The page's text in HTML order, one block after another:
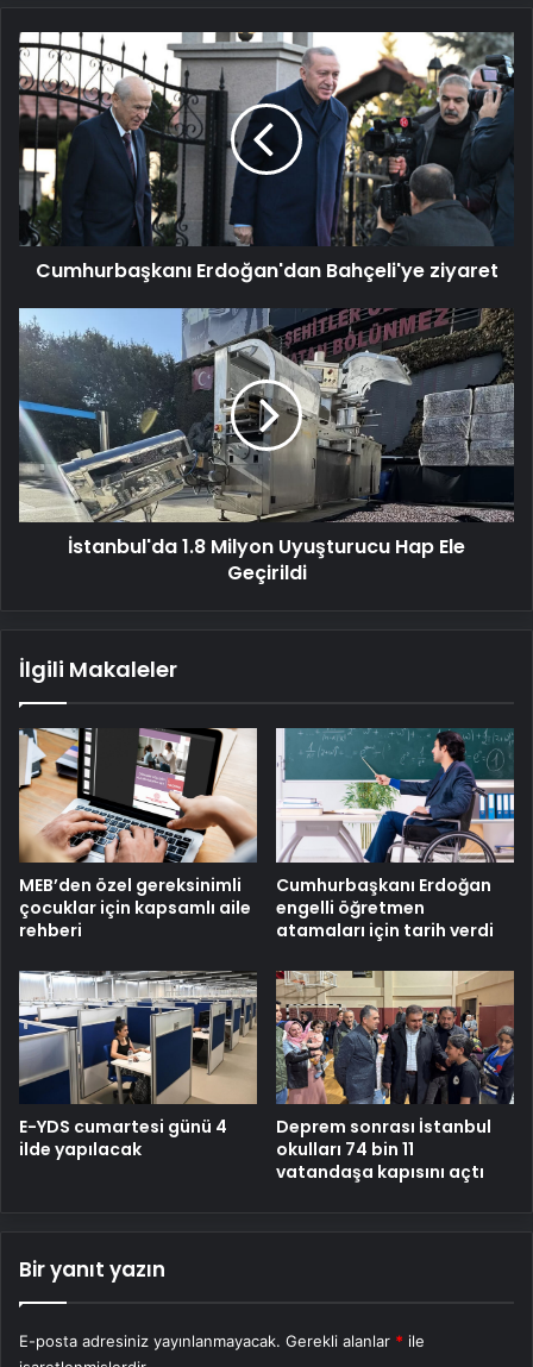
Cumhurbaşkanı
Erdoğan'dan
Bahçeli'ye
ziyaret
Cumhurbaşkanı Erdoğan'dan Bahçeli'ye ziyaret
İstanbul'da
1.8
Milyon
Uyuşturucu
Hap
Ele
Geçirildi
İstanbul'da 1.8 Milyon Uyuşturucu Hap Ele
Geçirildi
İlgili Makaleler
MEB’den özel gereksinimli
çocuklar için kapsamlı aile
rehberi
Cumhurbaşkanı Erdoğan
engelli öğretmen
atamaları için tarih verdi
E-YDS cumartesi günü 4
ilde yapılacak
Deprem sonrası İstanbul
okulları 74 bin 11
vatandaşa kapısını açtı
Bir yanıt yazın
E-posta adresiniz yayınlanmayacak. Gerekli alanlar * ile